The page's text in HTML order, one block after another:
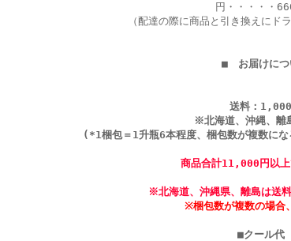
円・・・・・
（配達の際に商品と引き換えにドラ
■ お届けにつ
送料：1,000
※北海道、沖縄、離
(*1梱包＝1升瓶6本程度、梱包数が複数にな
商品合計11,000円以上
※北海道、沖縄県、離島は送
※梱包数が複数の場合
■クール代